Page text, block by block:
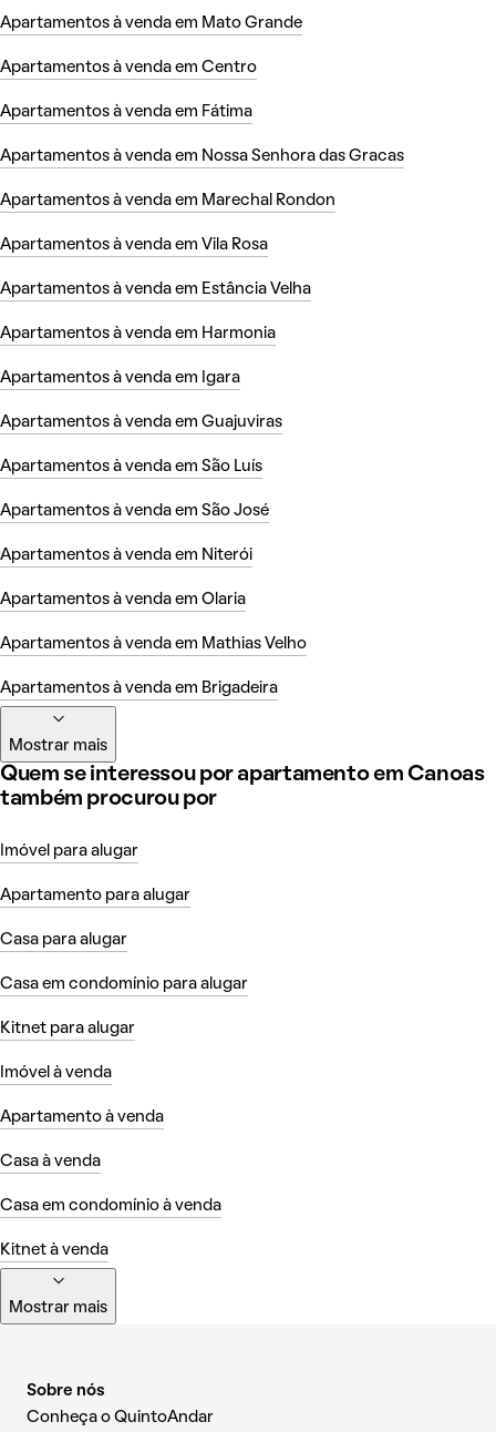
Apartamentos à venda em Mato Grande
Apartamentos à venda em Centro
Apartamentos à venda em Fátima
Apartamentos à venda em Nossa Senhora das Gracas
Apartamentos à venda em Marechal Rondon
Apartamentos à venda em Vila Rosa
Apartamentos à venda em Estância Velha
Apartamentos à venda em Harmonia
Apartamentos à venda em Igara
Apartamentos à venda em Guajuviras
Apartamentos à venda em São Luís
Apartamentos à venda em São José
Apartamentos à venda em Niterói
Apartamentos à venda em Olaria
Apartamentos à venda em Mathias Velho
Apartamentos à venda em Brigadeira
Mostrar mais
Quem se interessou por apartamento em Canoas
também procurou por
Imóvel para alugar
Apartamento para alugar
Casa para alugar
Casa em condomínio para alugar
Kitnet para alugar
Imóvel à venda
Apartamento à venda
Casa à venda
Casa em condomínio à venda
Kitnet à venda
Mostrar mais
Sobre nós
Conheça o QuintoAndar